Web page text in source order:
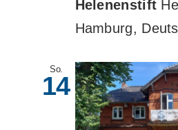
Helenenstift
Hamburg,
So.
14